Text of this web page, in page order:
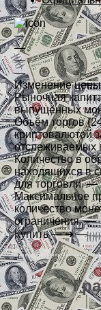
—
—
—
—
Изменение цены
Рыночная
выпущенных
Объём торгов
криптовалютой
отслеживаемых
Количество в
находящихся в
для торговли. —
Максимальное
количество
ограничения. —
Купить—➜—